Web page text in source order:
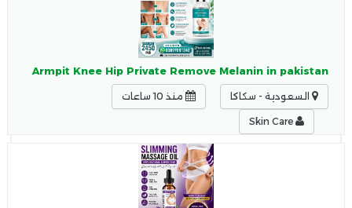
Armpit Knee Hip Private Remove Melanin in pakistan
السعودية - سكاكا منذ 10 ساعات